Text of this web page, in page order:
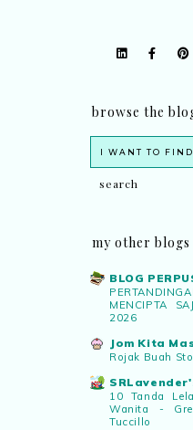
browse the
my other blogs
BLOG
MENCIPTA
2026
Jom Kita
Rojak Buah
10 Tanda
Wanita -
Tuccillo